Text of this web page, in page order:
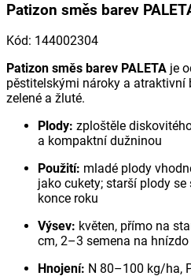
Patizon směs barev
Kód: 144002304
Patizon směs barev PALETA je
pěstitelskými nároky a atraktivní
zelené a žluté.
Plody: zploštěle
a kompaktní dužninou
Použití: mladé plody
jako cukety; starší plody
konce roku
Výsev: květen, přímo na
cm, 2–3 semena na hnízdo
Hnojení: N 80–100 kg/ha,